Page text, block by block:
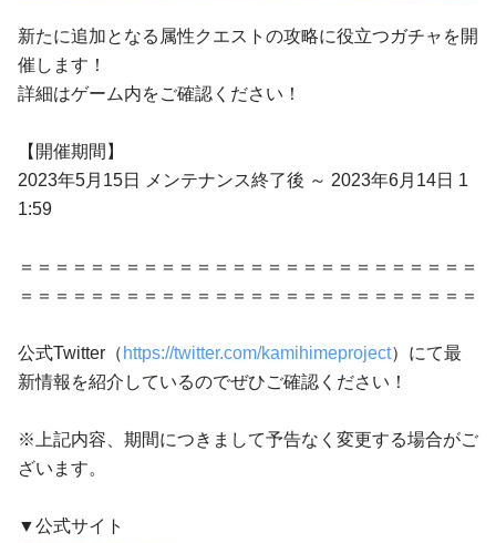
新たに追加となる属性クエストの攻略に役立つガチャを開
催します！
詳細はゲーム内をご確認ください！
【開催期間】
2023年5月15日 メンテナンス終了後 ～ 2023年6月14日 1
1:59
＝＝＝＝＝＝＝＝＝＝＝＝＝＝＝＝＝＝＝＝＝＝＝＝＝＝
＝＝＝＝＝＝＝＝＝＝＝＝＝＝＝＝＝＝＝＝＝＝＝＝＝＝
公式Twitter（ https://twitter.com/kamihimeproject）にて最
新情報を紹介しているのでぜひご確認ください！
※上記内容、期間につきまして予告なく変更する場合がご
ざいます。
▼公式サイト